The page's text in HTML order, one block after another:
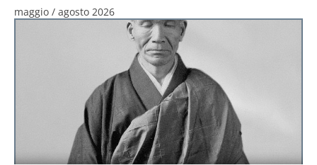
maggio / agosto 2026